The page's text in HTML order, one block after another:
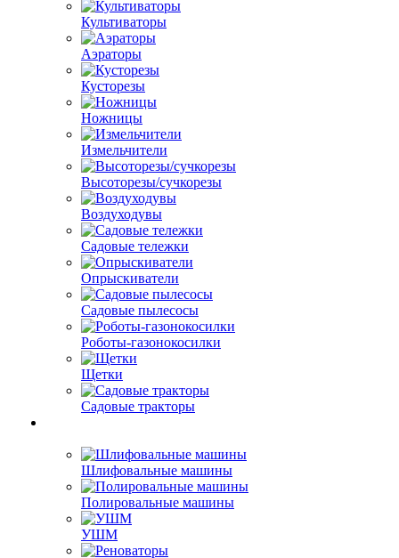
Культиваторы
Аэраторы
Кусторезы
Ножницы
Измельчители
Высоторезы/сучкорезы
Воздуходувы
Садовые тележки
Опрыскиватели
Садовые пылесосы
Роботы-газонокосилки
Щетки
Садовые тракторы
Шлифовальные машины
Полировальные машины
УШМ